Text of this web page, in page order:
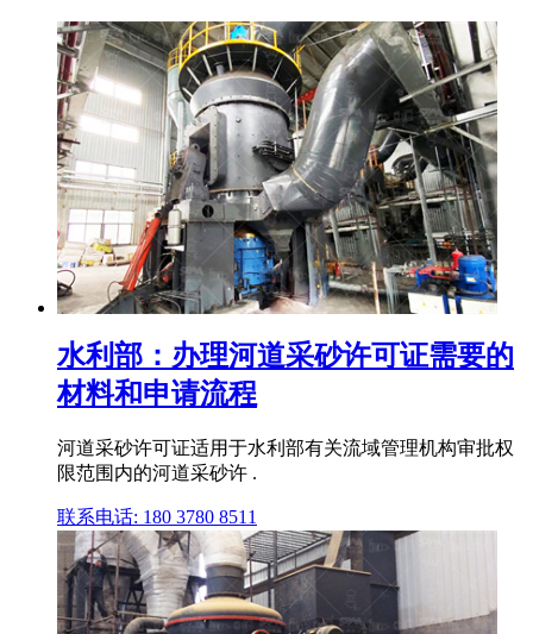
水利部：办理河道采砂许可证需要的
材料和申请流程
河道采砂许可证适用于水利部有关流域管理机构审批权
限范围内的河道采砂许 .
联系电话: 180 3780 8511